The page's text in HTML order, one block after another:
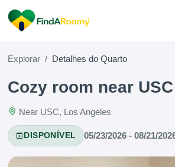
Explorar Detalhes do Quarto
Cozy room near
Near USC, Los Angeles
DISPONÍVEL 05/23/2026 - 08/21/